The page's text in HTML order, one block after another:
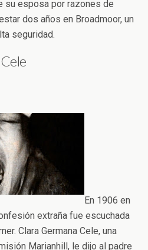
su esposa por razones de
dos años en Broadmoor, un
seguridad.
En 1906 en
extraña fue escuchada
Clara Germana Cele, una
Marianhill, le dijo al padre